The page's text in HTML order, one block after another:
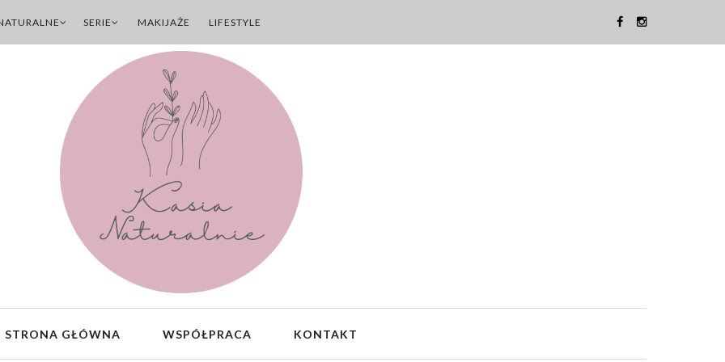
SERIE MAKIJAŻE LIFESTYLE
STRONA GŁÓWNA WSPÓŁPRACA KONTAKT